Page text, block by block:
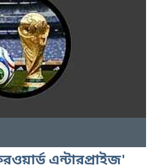
এন্টারপ্রাইজ'